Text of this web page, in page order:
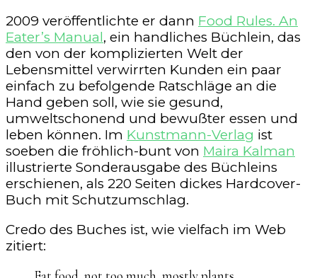
2009 veröffentlichte er dann Food Rules. An
Eater’s Manual, ein handliches Büchlein, das
den von der komplizierten Welt der
Lebensmittel verwirrten Kunden ein paar
einfach zu befolgende Ratschläge an die
Hand geben soll, wie sie gesund,
umweltschonend und bewußter essen und
leben können. Im Kunstmann-Verlag ist
soeben die fröhlich-bunt von Maira Kalman
illustrierte Sonderausgabe des Büchleins
erschienen, als 220 Seiten dickes Hardcover-
Buch mit Schutzumschlag.
Credo des Buches ist, wie vielfach im Web
zitiert: